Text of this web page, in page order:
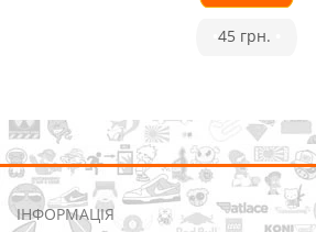
45 грн.
ІНФОРМАЦІЯ